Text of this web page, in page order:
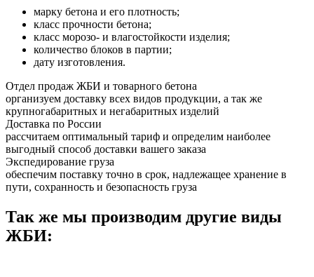
марку бетона и его плотность;
класс прочности бетона;
класс морозо- и влагостойкости изделия;
количество блоков в партии;
дату изготовления.
Отдел продаж ЖБИ и товарного бетона
организуем доставку всех видов продукции, а так же
крупногабаритных и негабаритных изделий
Доставка по России
рассчитаем оптимальный тариф и определим наиболее
выгодный способ доставки вашего заказа
Экспедирование груза
обеспечим поставку точно в срок, надлежащее хранение в
пути, сохранность и безопасность груза
Так же мы производим другие виды
ЖБИ: